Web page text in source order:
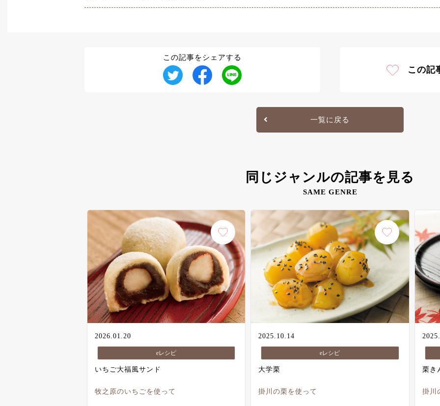
この記事をシェアする
この記
一覧に戻る
同じジャンルの記事を見る
SAME GENRE
2026.01.20
eレシピ
いちご大福風サンド
牧之原のいちごを使って
2025.10.14
eレシピ
大学栗
掛川の栗を使って
栗き
掛川